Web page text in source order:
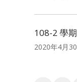
108-2 學
2020年4月